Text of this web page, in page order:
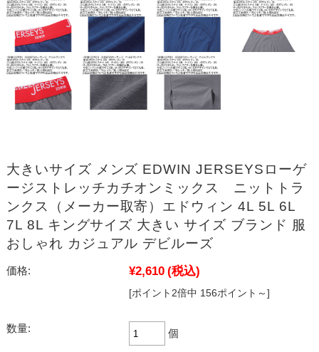
大きいサイズ メンズ EDWIN JERSEYSローゲ
ージストレッチカチオンミックス ニットトラ
ンクス（メーカー取寄）エドウィン 4L 5L 6L
7L 8L キングサイズ 大きい サイズ ブランド 服
おしゃれ カジュアル デビルーズ
価格: ¥2,610 (税込)
[ポイント2倍中 156ポイント～]
数量: 個